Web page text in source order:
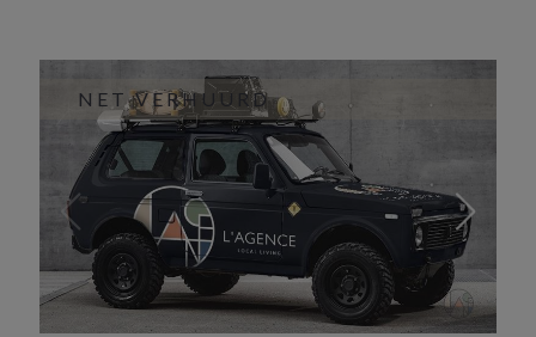
NET VERHUURD